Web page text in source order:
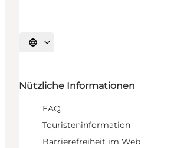
Sprache auswählen
Nützliche Informationen
FAQ
Touristeninformation
Barrierefreiheit im Web